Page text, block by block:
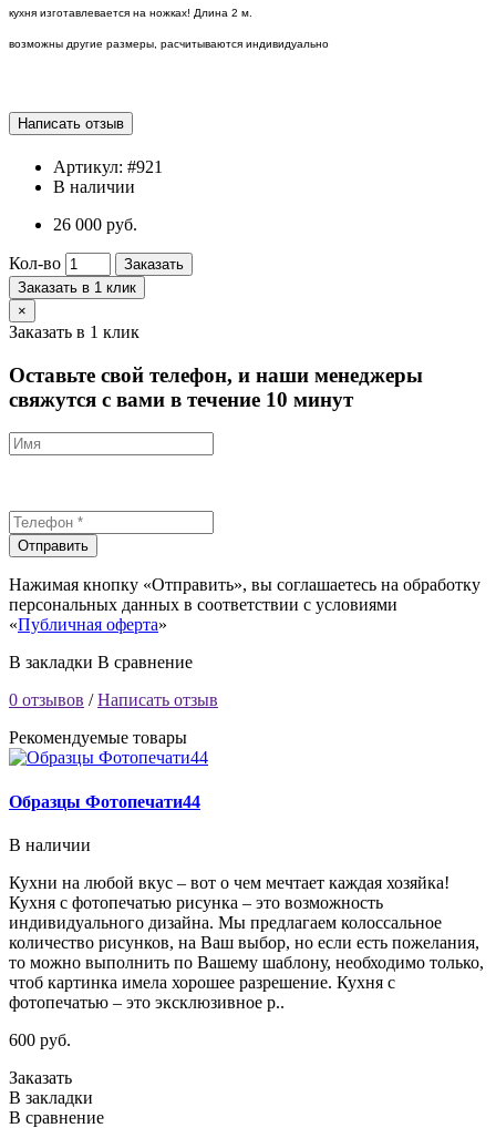
кухня изготавлевается на ножках! Длина 2 м.
возможны другие размеры, расчитываются индивидуально
Артикул: #921
В наличии
26 000 руб.
Кол-во
Заказать
Заказать в 1 клик
×
Заказать в 1 клик
Оставьте свой телефон, и наши менеджеры
свяжутся с вами в течение 10 минут
Отправить
Нажимая кнопку «Отправить», вы соглашаетесь на обработку
персональных данных в соответствии с условиями
«Публичная оферта»
В закладки В сравнение
0 отзывов /Написать отзыв
Рекомендуемые товары
Образцы Фотопечати44
В наличии
Кухни на любой вкус – вот о чем мечтает каждая хозяйка!
Кухня с фотопечатью рисунка – это возможность
индивидуального дизайна. Мы предлагаем колоссальное
количество рисунков, на Ваш выбор, но если есть пожелания,
то можно выполнить по Вашему шаблону, необходимо только,
чтоб картинка имела хорошее разрешение. Кухня с
фотопечатью – это эксклюзивное р..
600 руб.
Заказать
В закладки
В сравнение